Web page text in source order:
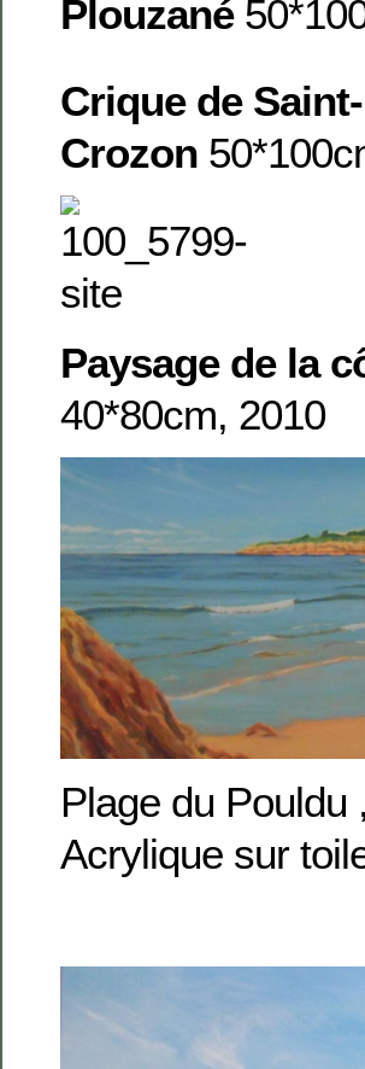
Plouzané
Crique de
Crozon
Paysage de la
40*80cm, 2010
Plage du
Acrylique sur